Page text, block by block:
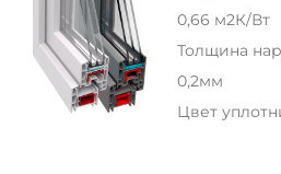
0,66 м2К/Вт
Толщина
0,2мм
Цвет